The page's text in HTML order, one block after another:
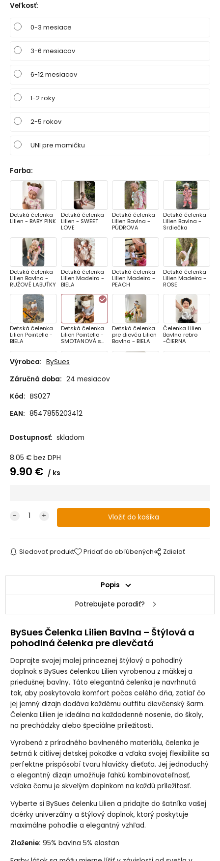
Veľkosť:
0-3 mesiace
3-6 mesiacov
6-12 mesiacov
1-2 roky
2-5 rokov
UNI pre mamičku
Farba:
Detská čelenka
Lilien - BABY PINK
Detská čelenka
Lilien - SWEET
LOVE
Detská čelenka
Lilien Bavlna -
PÚDROVA
Detská čelenka
Lilien Bavlna -
Srdiečka
Detská čelenka
Lilien Bavlna -
RUŽOVÉ LABUŤKY
Detská čelenka
Lilien Madeira -
BIELA
Detská čelenka
Lilien Madeira -
PEACH
Detská čelenka
Lilien Madeira -
ROSE
Detská čelenka
Lilien Pointelle -
BIELA
Detská čelenka
Lilien Pointelle -
SMOTANOVÁ s
pásikom
Detská čelenka
pre dievča Lilien
Bavlna - BIELA
Čelenka Lilien
Bavlna rebro
-ČIERNA
Lilien - LITTLE
STAR
Čelenka pre deti
rebro - LATTE
Čelenka pre deti
Bavlna -BÉŽOVÁ
Bavlna -JARNÁ
LÚKA
Výrobca: BySues
Záručná doba: 24 mesiacov
Kód: BS027
EAN: 8547855203412
Dostupnosť: skladom
8.05 € bez DPH
9.90 € ks
Sledovať produkt Pridať do obľúbených Zdielať
Popis
Potrebujete poradiť?
BySues Čelenka Lilien Bavlna – Štýlová a
pohodlná čelenka pre dievčatá
Doprajte svojej malej princeznej štýlový a pohodlný
doplnok s BySues čelenkou Lilien vyrobenou z mäkkej a
priedušnej bavlny. Táto elegantná čelenka je navrhnutá
tak, aby poskytovala komfort počas celého dňa, zatiaľ čo
jej jemný dizajn dodáva každému outfitu dievčenský šarm.
Čelenka Lilien je ideálna na každodenné nosenie, do školy,
na prechádzky alebo špeciálne príležitosti.
Vyrobená z prírodného bavlneného materiálu, čelenka je
šetrná k citlivej detskej pokožke a vďaka svojej flexibilite sa
perfektne prispôsobí tvaru hlavičky dieťaťa. Jej jednoduchý
a elegantný dizajn umožňuje ľahkú kombinovateľnosť,
vďaka čomu je skvelým doplnkom na každú príležitosť.
Vyberte si BySues čelenku Lilien a pridajte do šatníka vašej
dcérky univerzálny a štýlový doplnok, ktorý poskytuje
maximálne pohodlie a elegantný vzhľad.
Zloženie: 95% bavlna 5% elastan